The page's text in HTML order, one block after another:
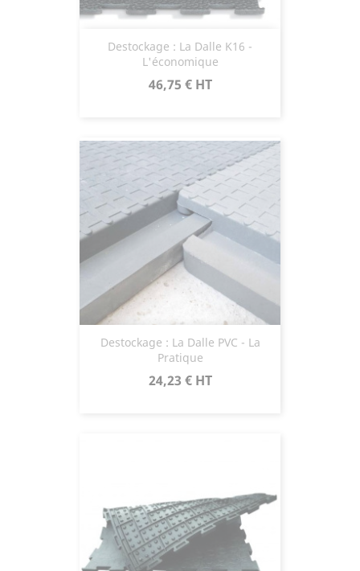
Destockage : La Dalle K16 -
L'économique
Prix
46,75 €HT
Destockage : La Dalle PVC - La
Pratique
Prix
24,23 €HT